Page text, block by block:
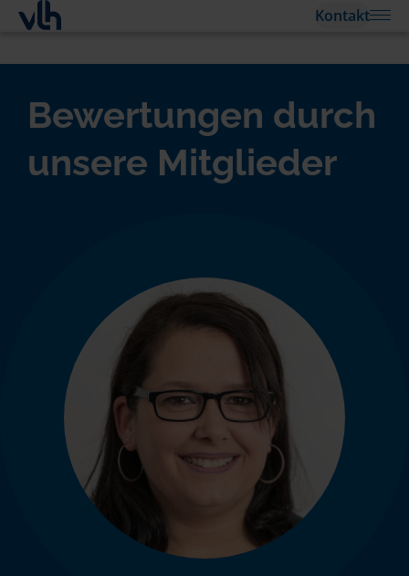
Kontakt
Bewertungen durch
unsere Mitglieder